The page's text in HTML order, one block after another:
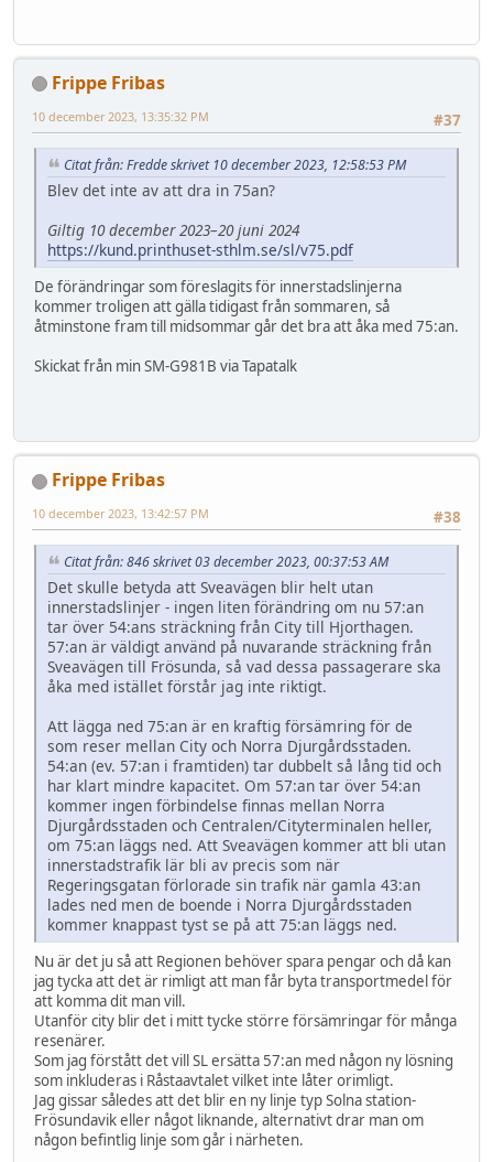
Frippe Fribas
#37
10 december 2023, 13:35:32 PM
Citat från: Fredde skrivet 10 december 2023, 12:58:53 PM
Blev det inte av att dra in 75an?
Giltig 10 december 2023–20 juni 2024
https://kund.printhuset-sthlm.se/sl/v75.pdf
De förändringar som föreslagits för innerstadslinjerna
kommer troligen att gälla tidigast från sommaren, så
åtminstone fram till midsommar går det bra att åka med 75:an.
Skickat från min SM-G981B via Tapatalk
Frippe Fribas
#38
10 december 2023, 13:42:57 PM
Citat från: 846 skrivet 03 december 2023, 00:37:53 AM
Det skulle betyda att Sveavägen blir helt utan
innerstadslinjer - ingen liten förändring om nu 57:an
tar över 54:ans sträckning från City till Hjorthagen.
57:an är väldigt använd på nuvarande sträckning från
Sveavägen till Frösunda, så vad dessa passagerare ska
åka med istället förstår jag inte riktigt.
Att lägga ned 75:an är en kraftig försämring för de
som reser mellan City och Norra Djurgårdsstaden.
54:an (ev. 57:an i framtiden) tar dubbelt så lång tid och
har klart mindre kapacitet. Om 57:an tar över 54:an
kommer ingen förbindelse finnas mellan Norra
Djurgårdsstaden och Centralen/Cityterminalen heller,
om 75:an läggs ned. Att Sveavägen kommer att bli utan
innerstadstrafik lär bli av precis som när
Regeringsgatan förlorade sin trafik när gamla 43:an
lades ned men de boende i Norra Djurgårdsstaden
kommer knappast tyst se på att 75:an läggs ned.
Nu är det ju så att Regionen behöver spara pengar och då kan
jag tycka att det är rimligt att man får byta transportmedel för
att komma dit man vill.
Utanför city blir det i mitt tycke större försämringar för många
resenärer.
Som jag förstått det vill SL ersätta 57:an med någon ny lösning
som inkluderas i Råstaavtalet vilket inte låter orimligt.
Jag gissar således att det blir en ny linje typ Solna station-
Frösundavik eller något liknande, alternativt drar man om
någon befintlig linje som går i närheten.